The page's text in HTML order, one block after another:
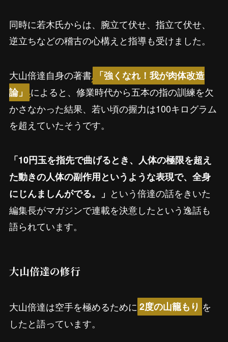
同時に若木氏からは、腕立て伏せ、指立て伏せ、
逆立ちなどの稽古の心構えと指導も受けました。
大山倍達自身の著書
「強くなれ！我が肉体改造
論」
によると、修業時代から五本の指の訓練を欠
かさなかった結果、若い頃の握力は100キログラム
を超えていたそうです。
「10円玉を指先で曲げるとき、人体の極限を超え
た動きの人体の副作用というような表現で、全身
にじんましんがでる。」 という倍達の話をきいた
編集長がマガジンで連載を決意したという逸話も
語られています。
大山倍達の修行
大山倍達は空手を極めるために 2度の山籠もり を
したと語っています。